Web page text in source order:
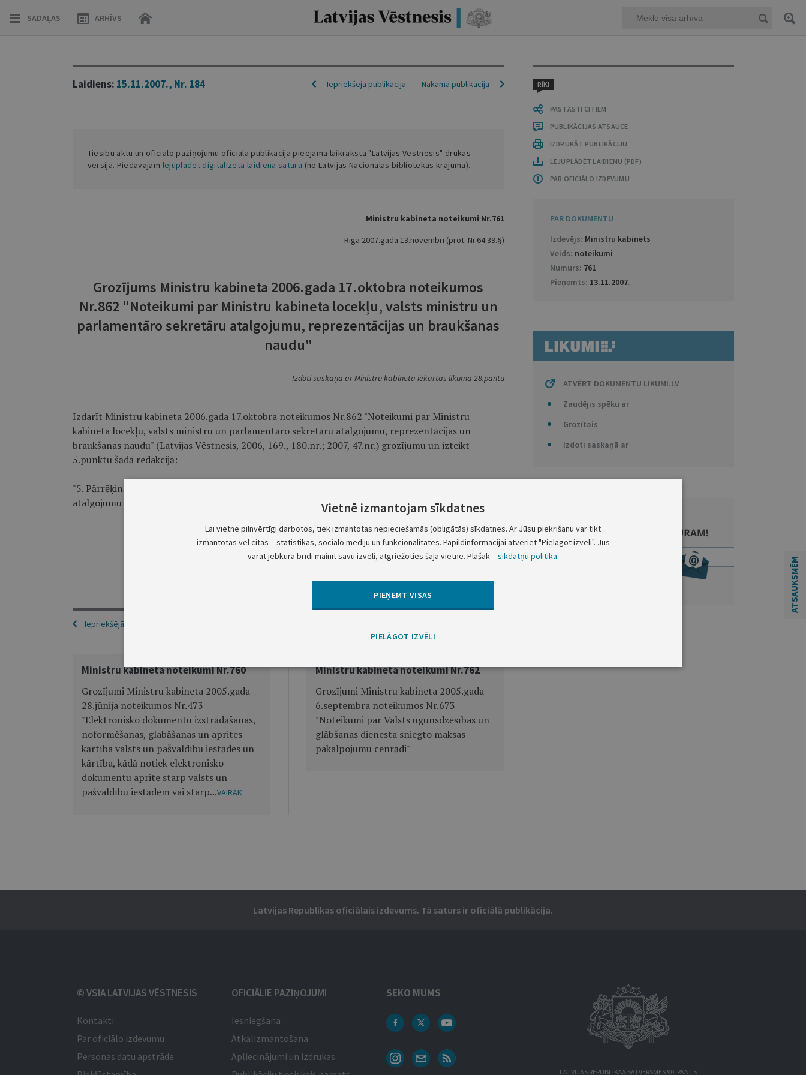
SADAĻAS ARHĪVS
RĪKI
PASTĀSTI CITIEM
PUBLIKĀCIJAS ATSAUCE
IZDRUKĀT PUBLIKĀCIJU
LEJUPLĀDĒT LAIDIENU (PDF)
PAR OFICIĀLO IZDEVUMU
PAR DOKUMENTU
Izdevējs: Ministru kabinets
Veids: noteikumi
Numurs: 761
Pieņemts: 13.11.2007.
ATVĒRT DOKUMENTU LIKUMI.LV
Zaudējis spēku ar
Grozītais
Izdoti saskaņā ar
Laidiens: 15.11.2007., Nr. 184 Nākamā publikācija
Iepriekšējā publikācija
Tiesību aktu un oficiālo paziņojumu oficiālā publikācija pieejama laikraksta "Latvijas Vēstnesis" drukas
versijā. Piedāvājam lejuplādēt digitalizētā laidiena saturu (no Latvijas Nacionālās bibliotēkas krājuma).
Ministru kabineta noteikumi Nr.761
Rīgā 2007.gada 13.novembrī (prot. Nr.64 39.§)
Grozījums Ministru kabineta 2006.gada 17.oktobra noteikumos
Nr.862 "Noteikumi par Ministru kabineta locekļu, valsts ministru un
parlamentāro sekretāru atalgojumu, reprezentācijas un braukšanas
naudu"
Izdoti saskaņā ar Ministru kabineta iekārtas likuma 28.pantu
Izdarīt Ministru kabineta 2006.gada 17.oktobra noteikumos Nr.862 "No­teikumi par Ministru
kabineta locekļu, valsts ministru un parlamentāro sekretāru atalgojumu, reprezentācijas un
braukšanas naudu" (Latvijas Vēstnesis, 2006, 169., 180.nr.; 2007, 47.nr.) grozījumu un izteikt
5.punktu šādā redakcijā:
"5. Pārrēķināto Ministru kabineta locekļu, valsts ministru un parlamentāro sekretāru mēneša
atalgojumu sāk izmaksāt 2009.gadā."
Ministru prezidents A.Kalvītis
Finanšu ministra vietā - aizsardzības ministrs A.Slakteris
Iepriekšējā
Ministru kabineta noteikumi Nr.760
Grozījumi Ministru kabineta 2005.gada
28.jūnija noteikumos Nr.473
"Elektronisko dokumentu izstrādāšanas,
noformēšanas, glabāšanas un aprites
kārtība valsts un pašvaldību iestādēs un
kārtība, kādā notiek elektronisko
dokumentu aprite starp valsts un
pašvaldību iestādēm vai starp...VAIRĀK
Ministru kabineta noteikumi Nr.762
Grozījumi Ministru kabineta 2005.gada
6.septembra noteikumos Nr.673
"Noteikumi par Valsts ugunsdzēsības un
glābšanas dienesta sniegto maksas
pakalpojumu cenrādi"
Latvijas Republikas oficiālais izdevums. Tā saturs ir oficiālā publikācija.
© VSIA LATVIJAS VĒSTNESIS
Kontakti
Par oficiālo izdevumu
Personas datu apstrāde
OFICIĀLIE PAZIŅOJUMI
Iesniegšana
Atkalizmantošana
Apliecinājumi un izdrukas
SEKO MUMS
LATVIJAS REPUBLIKAS SATVERSMES 90. PANTS
ATSAUKSMĒM
Vietnē izmantojam sīkdatnes
Lai vietne pilnvērtīgi darbotos, tiek izmantotas nepieciešamās (obligātās) sīkdatnes. Ar Jūsu piekrišanu var tikt
izmantotas vēl citas – statistikas, sociālo mediju un funkcionalitātes. Papildinformācijai atveriet "Pielāgot izvēli". Jūs
varat jebkurā brīdī mainīt savu izvēli, atgriežoties šajā vietnē. Plašāk –sīkdatņu politikā.
PIEŅEMT VISAS
PIELĀGOT IZVĒLI